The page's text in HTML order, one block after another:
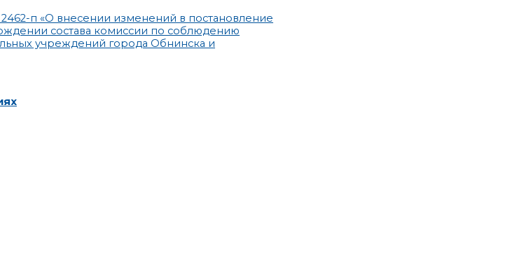
п «О внесении изменений в постановление
состава комиссии по соблюдению
учреждений города Обнинска и